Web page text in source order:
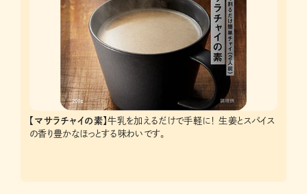
【マサラチャイの素】牛乳を加えるだけで手軽に！ 生姜とスパイス
の香り豊かなほっとする味わいです。